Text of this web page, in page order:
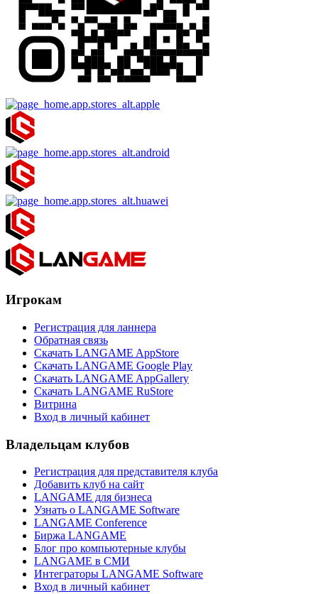
Игрокам
Регистрация для ланнера
Обратная связь
Скачать LANGAME AppStore
Скачать LANGAME Google Play
Скачать LANGAME AppGallery
Скачать LANGAME RuStore
Витрина
Вход в личный кабинет
Владельцам клубов
Регистрация для представителя клуба
Добавить клуб на сайт
LANGAME для бизнеса
Узнать о LANGAME Software
LANGAME Conference
Биржа LANGAME
Блог про компьютерные клубы
LANGAME в СМИ
Интеграторы LANGAME Software
Вход в личный кабинет